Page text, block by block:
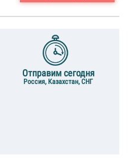
Отправим сегодня
Россия, Казахстан, СНГ